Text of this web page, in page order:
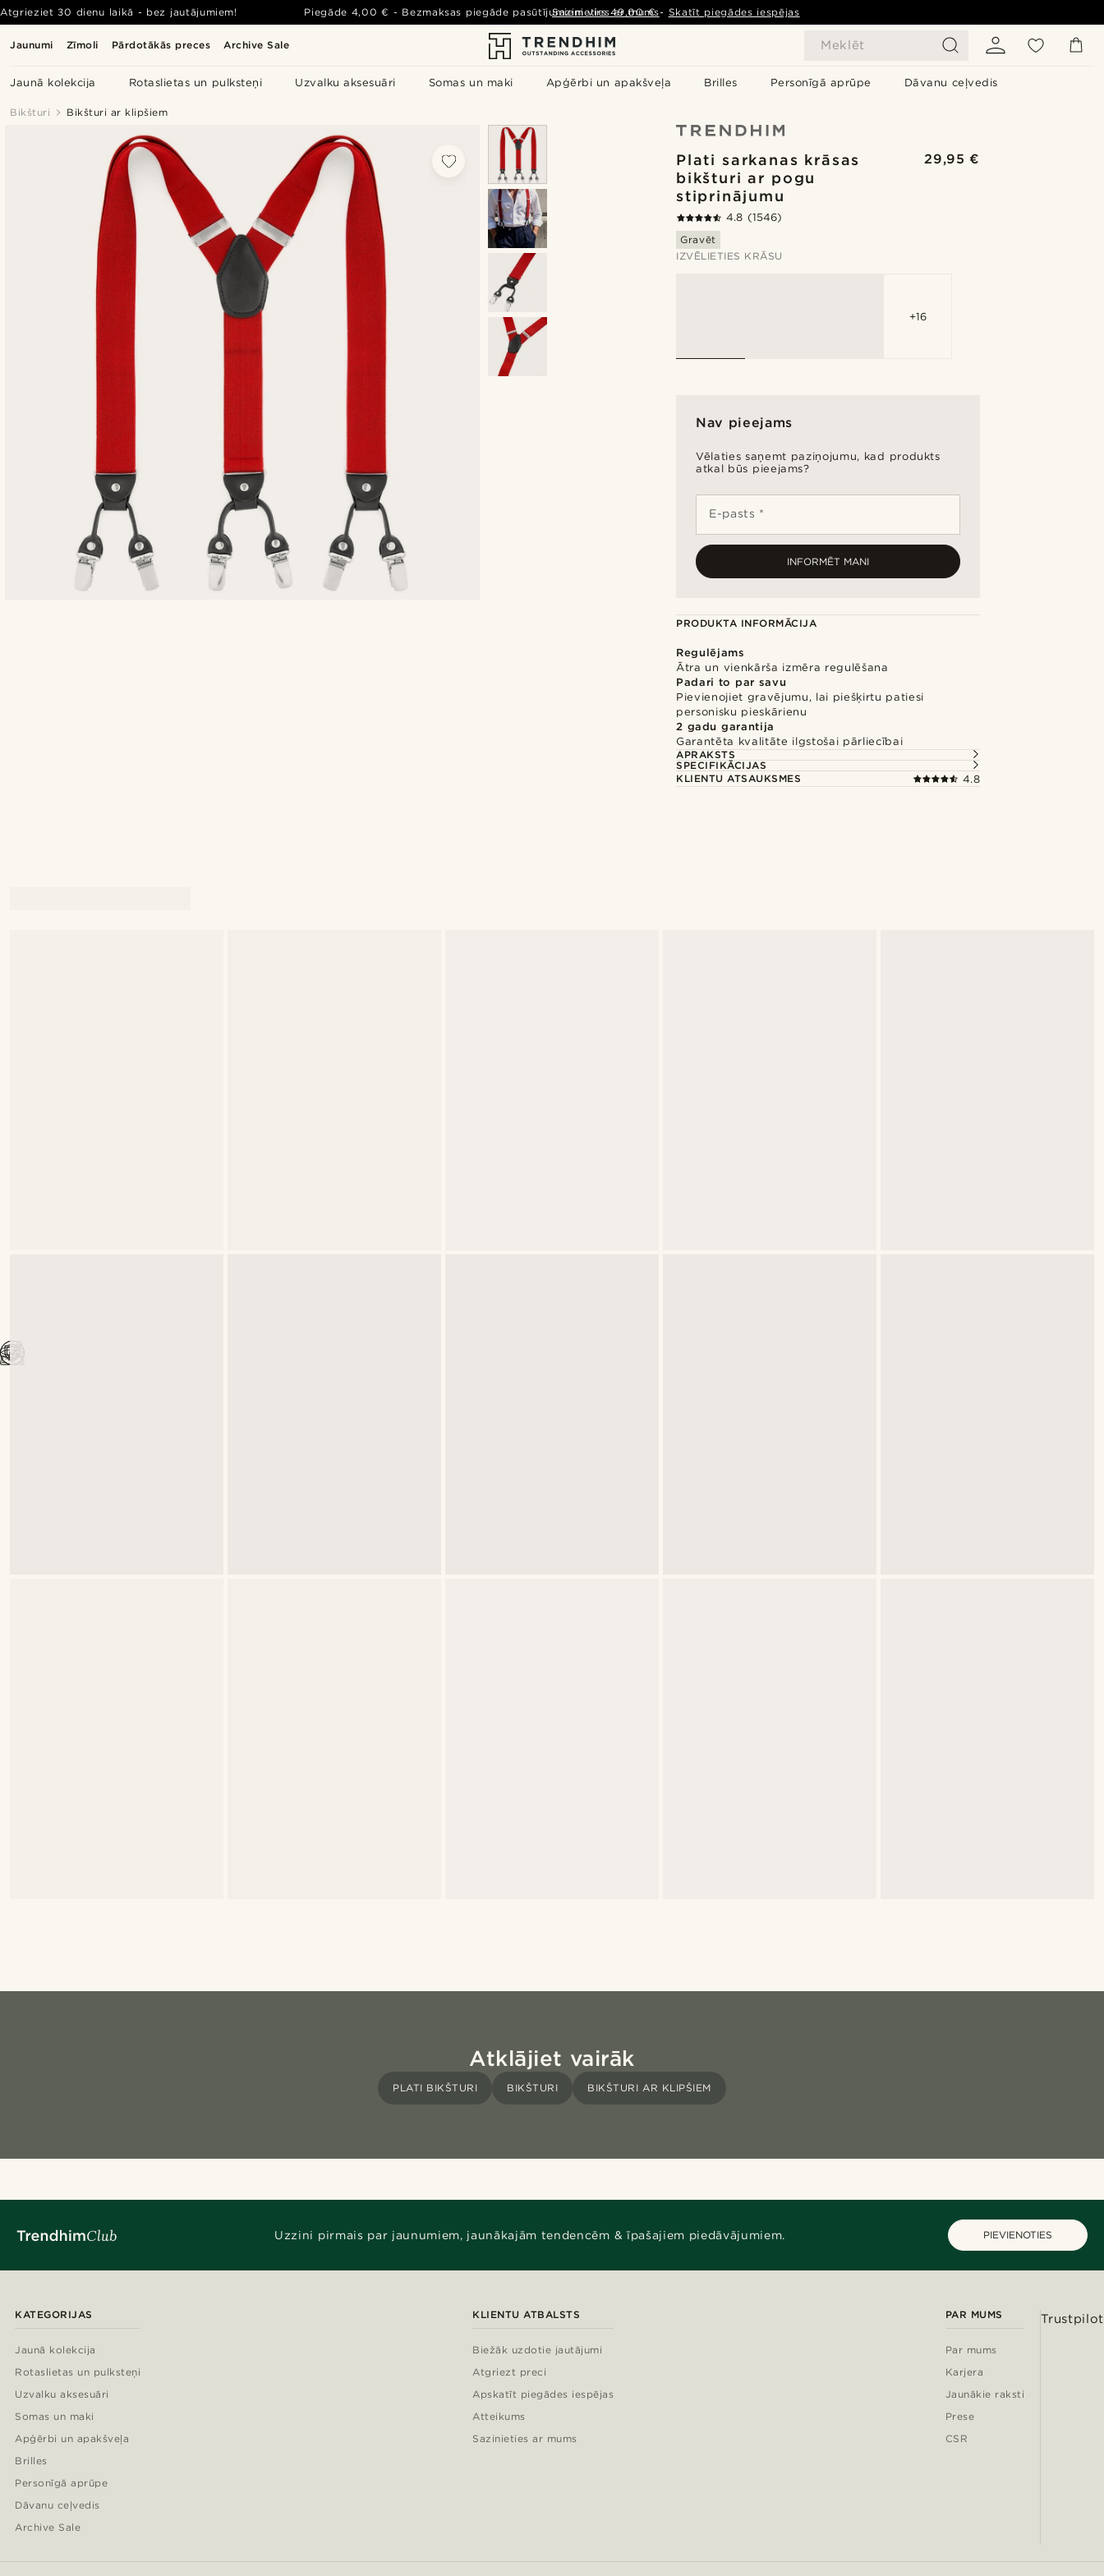
Jaunumi Zīmoli Pārdotākās preces Archive Sale Meklēt
Jaunā kolekcija Rotaslietas un pulksteņi Uzvalku aksesuāri Somas un maki Apģērbi un apakšveļa Brilles Personīgā aprūpe Dāvanu ceļvedis
Atgrieziet 30 dienu laikā - bez jautājumiem! Piegāde 4,00 € - Bezmaksas piegāde pasūtījumiem virs49,00 € - Skatīt piegādes iespējas
Sazinieties ar mums
Bikšturi Bikšturi ar klipšiem
Plati sarkanas krāsas
bikšturi ar pogu
stiprinājumu
29,95 €
4.8 (1546)
Gravēt
IZVĒLIETIES KRĀSU
+16
Nav pieejams
Vēlaties saņemt paziņojumu, kad produkts
atkal būs pieejams?
E-pasts *
INFORMĒT MANI
PRODUKTA INFORMĀCIJA
Regulējams
Ātra un vienkārša izmēra regulēšana
Padari to par savu
Pievienojiet gravējumu, lai piešķirtu patiesi
personisku pieskārienu
2 gadu garantija
Garantēta kvalitāte ilgstošai pārliecībai
APRAKSTS
SPECIFIKĀCIJAS
KLIENTU ATSAUKSMES
4.8
Atklājiet vairāk
PLATI BIKŠTURI BIKŠTURI BIKŠTURI AR KLIPŠIEM
Uzzini pirmais par jaunumiem, jaunākajām tendencēm & īpašajiem piedāvājumiem. PIEVIENOTIES
KATEGORIJAS
Jaunā kolekcija
Rotaslietas un pulksteņi
Uzvalku aksesuāri
Somas un maki
Apģērbi un apakšveļa
Brilles
Personīgā aprūpe
Dāvanu ceļvedis
Archive Sale
KLIENTU ATBALSTS
Biežāk uzdotie jautājumi
Atgriezt preci
Apskatīt piegādes iespējas
Atteikums
Sazinieties ar mums
PAR MUMS
Par mums
Karjera
Jaunākie raksti
Prese
CSR
Trustpilot